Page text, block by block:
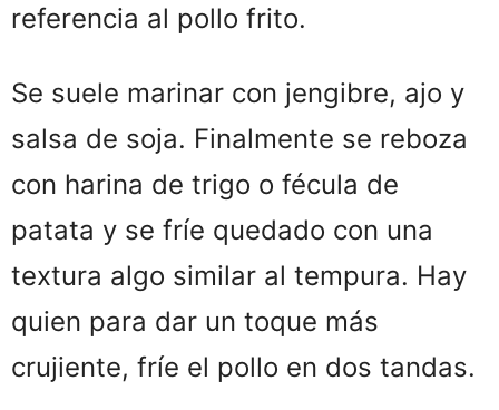
referencia al pollo frito.
Se suele marinar con jengibre, ajo y
salsa de soja. Finalmente se reboza
con harina de trigo o fécula de
patata y se fríe quedado con una
textura algo similar al tempura. Hay
quien para dar un toque más
crujiente, fríe el pollo en dos tandas.